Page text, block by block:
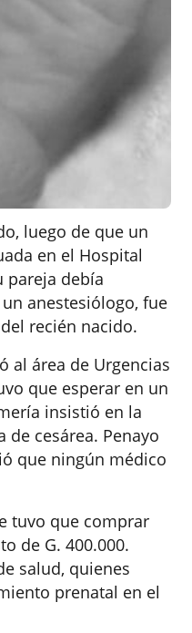
luego de que un
en el Hospital
pareja debía
anestesiólogo, fue
recién nacido.
al área de Urgencias
que esperar en un
insistió en la
cesárea. Penayo
que ningún médico
tuvo que comprar
de G. 400.000.
salud, quienes
prenatal en el